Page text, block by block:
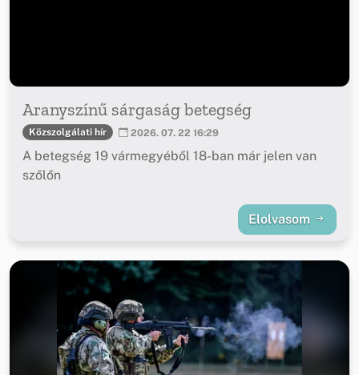
Aranyszínű sárgaság betegség
Közszolgálati hír 2026. 07. 22 16:29
A betegség 19 vármegyéből 18-ban már jelen van
szőlőn
Elolvasom